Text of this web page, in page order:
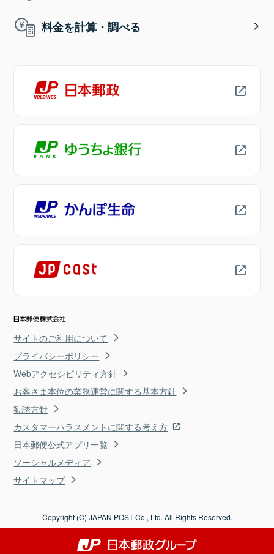
料金を計算・調べる
サイトのご利用について
プライバシーポリシー
Webアクセシビリティ方針
お客さま本位の業務運営に関する基本方針
勧誘方針
カスタマーハラスメントに関する考え方
日本郵便公式アプリ一覧
ソーシャルメディア
サイトマップ
Copyright (C) JAPAN POST Co., Ltd. All Rights Reserved.